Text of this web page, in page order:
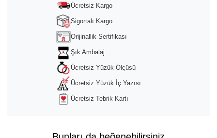
Informationen
Akzeptieren
powered byUsercentrics Consent
Management Platform
Ücretsiz Kargo
Sigortalı Kargo
Orijinallik Sertifikası
Şık Ambalaj
Ücretsiz Yüzük Ölçüsü
Ücretsiz Yüzük İç Yazısı
Ücretsiz Tebrik Kartı